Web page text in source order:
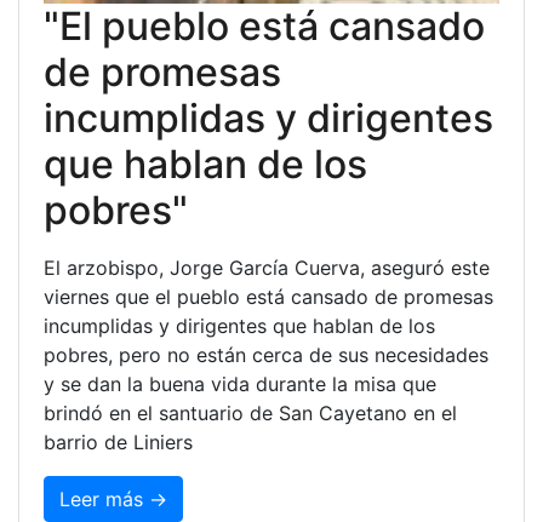
"El pueblo está cansado
de promesas
incumplidas y dirigentes
que hablan de los
pobres"
El arzobispo, Jorge García Cuerva, aseguró este
viernes que el pueblo está cansado de promesas
incumplidas y dirigentes que hablan de los
pobres, pero no están cerca de sus necesidades
y se dan la buena vida durante la misa que
brindó en el santuario de San Cayetano en el
barrio de Liniers
Leer más →